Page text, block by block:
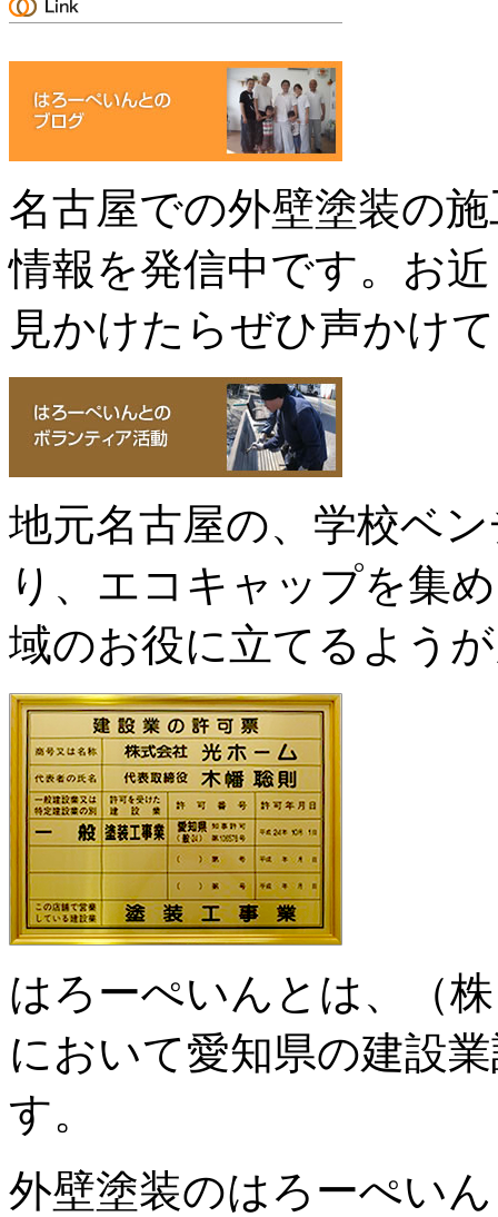
名古屋での外壁塗装の
情報を発信中です。お
見かけたらぜひ声かけ
地元名古屋の、学校ベ
り、エコキャップを集
域のお役に立てるよう
はろーぺいんとは、（
において愛知県の建設
す。
外壁塗装のはろーぺい